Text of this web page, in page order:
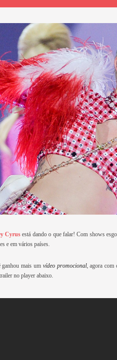
Cyrusestá dando o que falar! Com shows
e em vários países.
ganhou mais um vídeo promocional, agora com
no player abaixo.